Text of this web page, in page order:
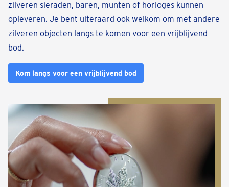
zilveren sieraden, baren, munten of horloges kunnen
opleveren. Je bent uiteraard ook welkom om met andere
zilveren objecten langs te komen voor een vrijblijvend
bod.
Kom langs voor een vrijblijvend bod